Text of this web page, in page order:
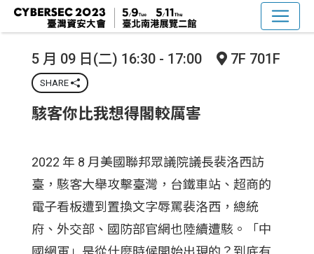
5 月 09 日(二) 16:30 - 17:00 7F 701F
SHARE
駭客你比我想得閣較厲害
2022 年 8 月美國聯邦眾議院議長裴洛西訪
臺，駭客大舉攻擊臺灣，台鐵車站、超商的
電子看板遭到置換文字辱罵裴洛西，總統
府、外交部、國防部官網也陸續遭駭。「中